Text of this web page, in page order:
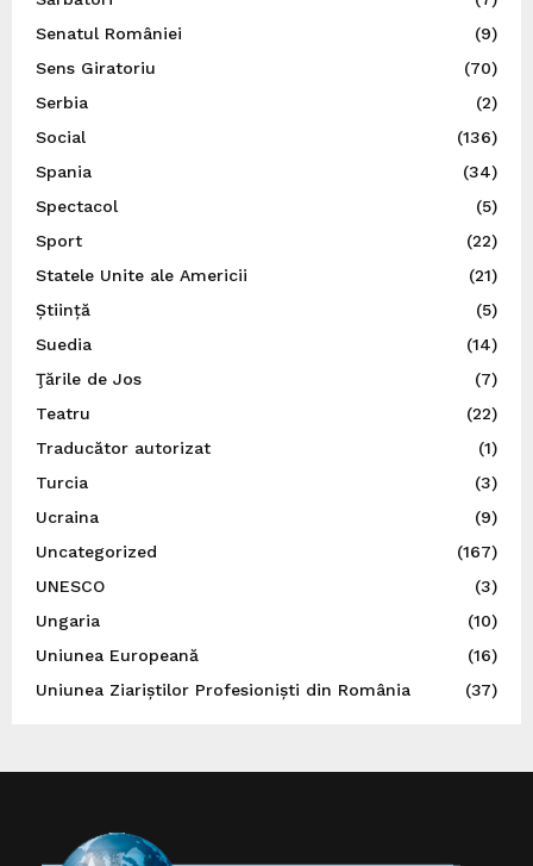
Senatul României
(9)
Sens Giratoriu
(70)
Serbia
(2)
Social
(136)
Spania
(34)
Spectacol
(5)
Sport
(22)
Statele Unite ale Americii
(21)
Știință
(5)
Suedia
(14)
Ţările de Jos
(7)
Teatru
(22)
Traducător autorizat
(1)
Turcia
(3)
Ucraina
(9)
Uncategorized
(167)
UNESCO
(3)
Ungaria
(10)
Uniunea Europeană
(16)
Uniunea Ziariștilor Profesioniști din România
(37)